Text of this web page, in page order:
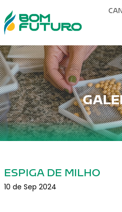
ESPIGA DE MILHO
10 de Sep 2024